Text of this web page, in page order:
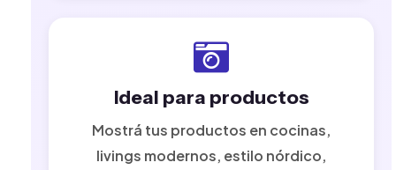
Ideal para productos
Mostrá tus productos en cocinas,
livings modernos, estilo nórdico,